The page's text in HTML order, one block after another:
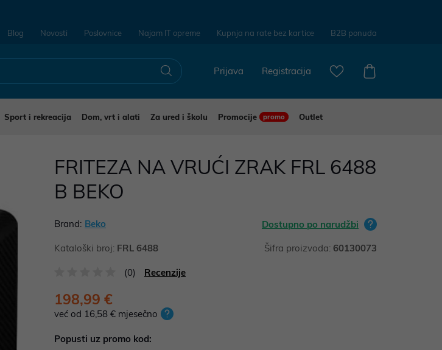
Blog Novosti Poslovnice Najam IT opreme Kupnja na rate bez kartice B2B ponuda
Registracija
Prijava
Sport i rekreacija Dom, vrt i alati Za ured i školu Promocije promo
Outlet
FRITEZA NA VRUĆI ZRAK FRL 6488
B BEKO
Brand: Beko Dostupno po narudžbi
Kataloški broj: FRL 6488 Šifra proizvoda: 60130073
(0) Recenzije
198,99 €
već od 16,58 € mjesečno
Popusti uz promo kod: